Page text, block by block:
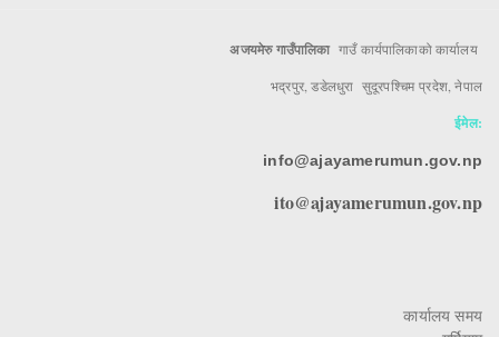
अजयमेरु गाउँपालिका गाउँ कार्यपालिकाको कार्यालय
भद्रपुर, डडेलधुरा सुदूरपश्चिम प्रदेश, नेपाल
ईमेल:
info@ajayamerumun.gov.np
ito@ajayamerumun.gov.np
कार्यालय समय